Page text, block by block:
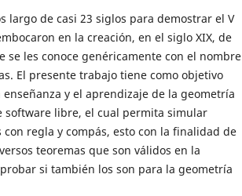
largo de casi 23 siglos para demostrar el V
en la creación, en el siglo XIX, de
se les conoce genéricamente con el nombre
El presente trabajo tiene como objetivo
y el aprendizaje de la geometría
software libre, el cual permita simular
regla y compás, esto con la finalidad de
teoremas que son válidos en la
si también los son para la geometría